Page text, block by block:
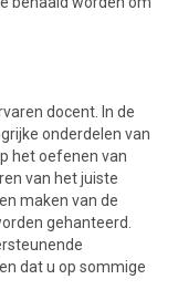
docent. In de
onderdelen van
het oefenen van
van het juiste
maken van de
gehanteerd.
dat u op sommige